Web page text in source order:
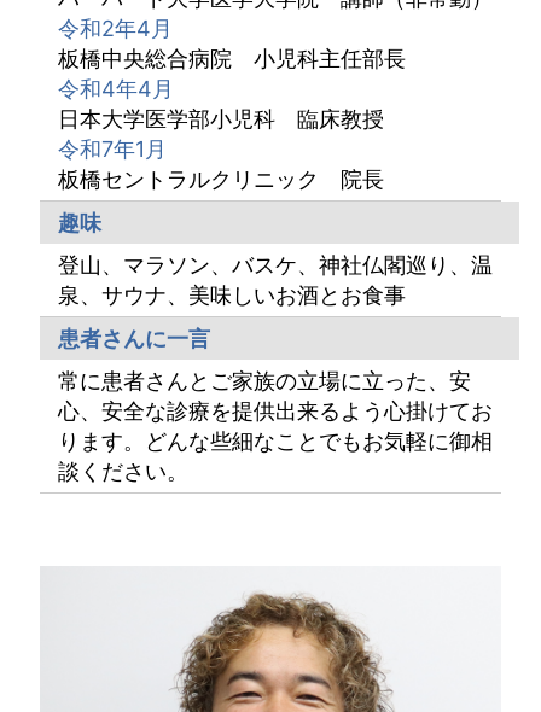
令和2年4月
板橋中央総合病院 小児科主任部長
令和4年4月
日本大学医学部小児科 臨床教授
令和7年1月
板橋セントラルクリニック 院長
趣味
登山、マラソン、バスケ、神社仏閣巡り、温
泉、サウナ、美味しいお酒とお食事
患者さんに一言
常に患者さんとご家族の立場に立った、安
心、安全な診療を提供出来るよう心掛けてお
ります。どんな些細なことでもお気軽に御相
談ください。